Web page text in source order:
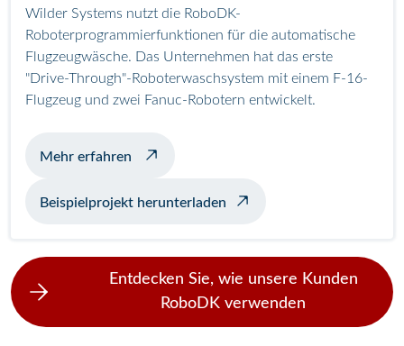
Wilder Systems nutzt die RoboDK-
Roboterprogrammierfunktionen für die automatische
Flugzeugwäsche. Das Unternehmen hat das erste
"Drive-Through"-Roboterwaschsystem mit einem F-16-
Flugzeug und zwei Fanuc-Robotern entwickelt.
Mehr erfahren über das automatische Waschen von
Beispielprojekt herunterladen
Entdecken Sie, wie unsere Kunden
RoboDK verwenden